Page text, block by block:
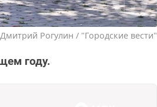
Рогулин / "Городские вести"
году.